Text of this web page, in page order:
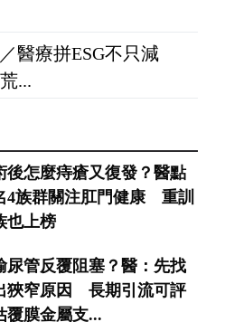
醫療拼ESG不只減
...
後怎麼痔瘡又復發？醫點
4族群關注肛門健康 重訓
也上榜
尿管反覆阻塞？醫：先找
狹窄原因 長期引流可評
覆膜金屬支...